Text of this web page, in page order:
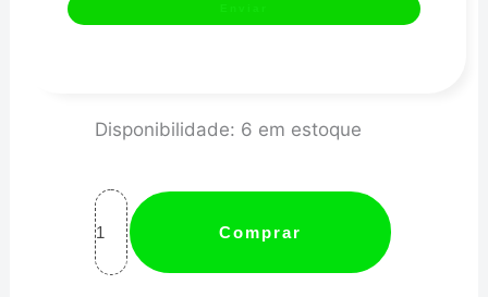
Disponibilidade: 6 em estoque
8AN
PRETO
-
METAL
Comprar